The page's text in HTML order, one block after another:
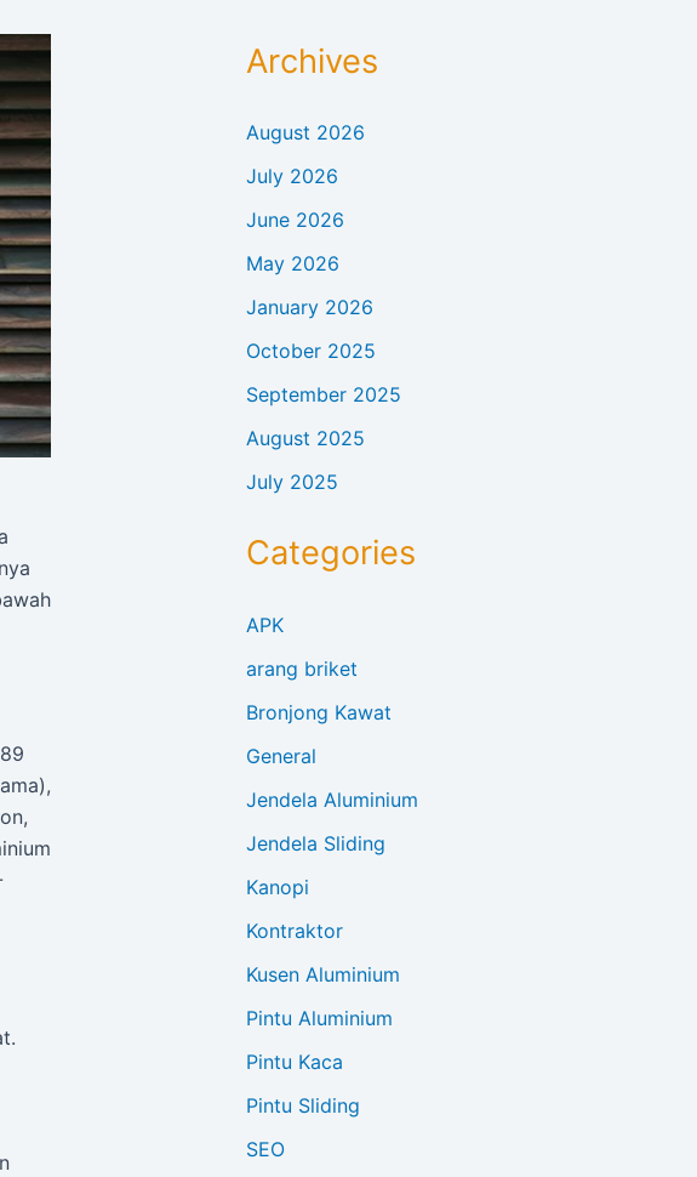
Archives
August 2026
July 2026
June 2026
May 2026
January 2026
October 2025
September 2025
August 2025
July 2025
Categories
APK
arang briket
Bronjong Kawat
General
Jendela Aluminium
Jendela Sliding
Kanopi
Kontraktor
Kusen Aluminium
Pintu Aluminium
Pintu Kaca
Pintu Sliding
SEO